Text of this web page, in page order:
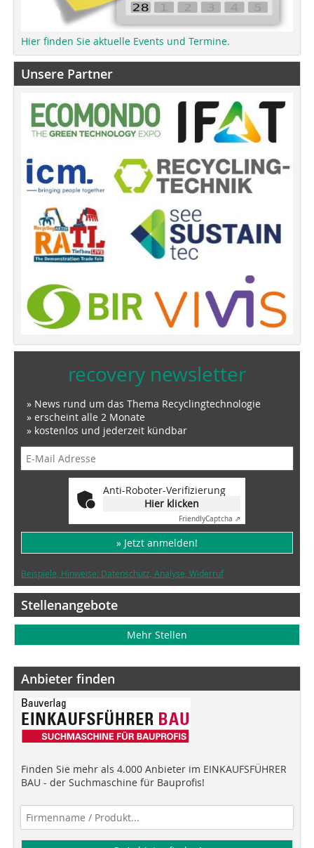
Hier finden Sie aktuelle Events und Termine.
Unsere Partner
recovery newsletter
» News rund um das Thema Recyclingtechnologie
» erscheint alle 2 Monate
» kostenlos und jederzeit kündbar
Anti-Roboter-Verifizierung
Hier klicken
FriendlyCaptcha ⇗
» Jetzt anmelden!
Beispiele, Hinweise: Datenschutz, Analyse, Widerruf
Stellenangebote
Mehr Stellen
Anbieter finden
Finden Sie mehr als 4.000 Anbieter im EINKAUFSFÜHRER
BAU - der Suchmaschine für Bauprofis!